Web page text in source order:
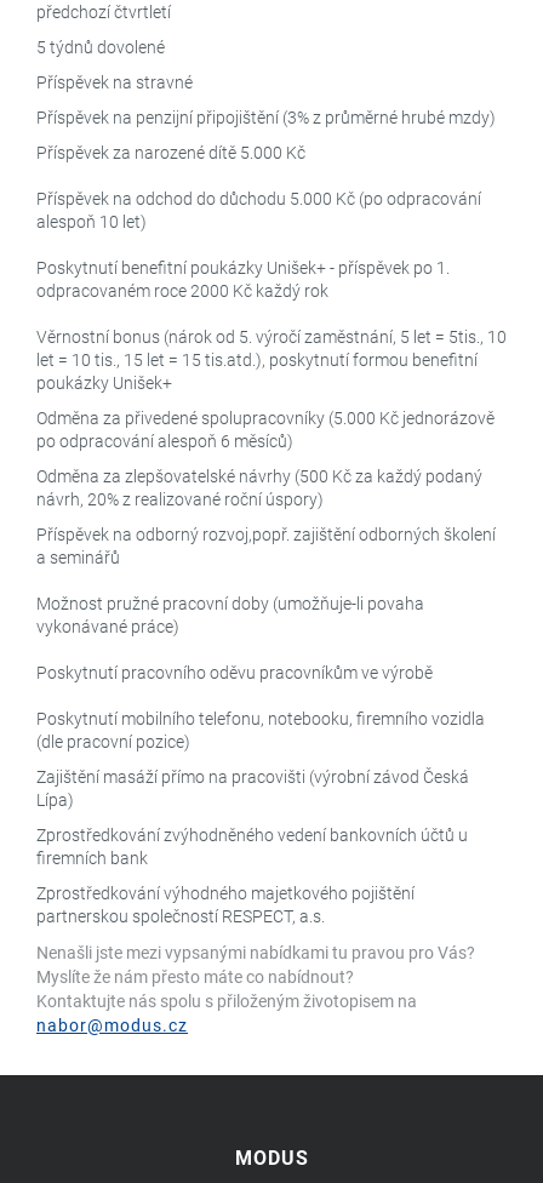
předchozí čtvrtletí
5 týdnů dovolené
Příspěvek na stravné
Příspěvek na penzijní připojištění (3% z průměrné hrubé mzdy)
Příspěvek za narozené dítě 5.000 Kč
Příspěvek na odchod do důchodu 5.000 Kč (po odpracování
alespoň 10 let)
Poskytnutí benefitní poukázky Unišek+ - příspěvek po 1.
odpracovaném roce 2000 Kč každý rok
Věrnostní bonus (nárok od 5. výročí zaměstnání, 5 let = 5tis., 10
let = 10 tis., 15 let = 15 tis.atd.), poskytnutí formou benefitní
poukázky Unišek+
Odměna za přivedené spolupracovníky (5.000 Kč jednorázově
po odpracování alespoň 6 měsíců)
Odměna za zlepšovatelské návrhy (500 Kč za každý podaný
návrh, 20% z realizované roční úspory)
Příspěvek na odborný rozvoj,popř. zajištění odborných školení
a seminářů
Možnost pružné pracovní doby (umožňuje-li povaha
vykonávané práce)
Poskytnutí pracovního oděvu pracovníkům ve výrobě
Poskytnutí mobilního telefonu, notebooku, firemního vozidla
(dle pracovní pozice)
Zajištění masáží přímo na pracovišti (výrobní závod Česká
Lípa)
Zprostředkování zvýhodněného vedení bankovních účtů u
firemních bank
Zprostředkování výhodného majetkového pojištění
partnerskou společností RESPECT, a.s.
Nenašli jste mezi vypsanými nabídkami tu pravou pro Vás?
Myslíte že nám přesto máte co nabídnout?
Kontaktujte nás spolu s přiloženým životopisem na
nabor@modus.cz
MODUS